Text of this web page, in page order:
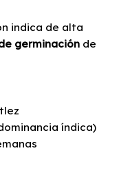
indica de alta
germinación de
índica)